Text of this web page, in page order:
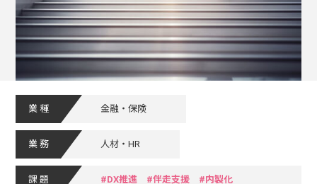
業種 金融・保険
業務 人材・HR
課題 DX推進 伴走支援 内製化